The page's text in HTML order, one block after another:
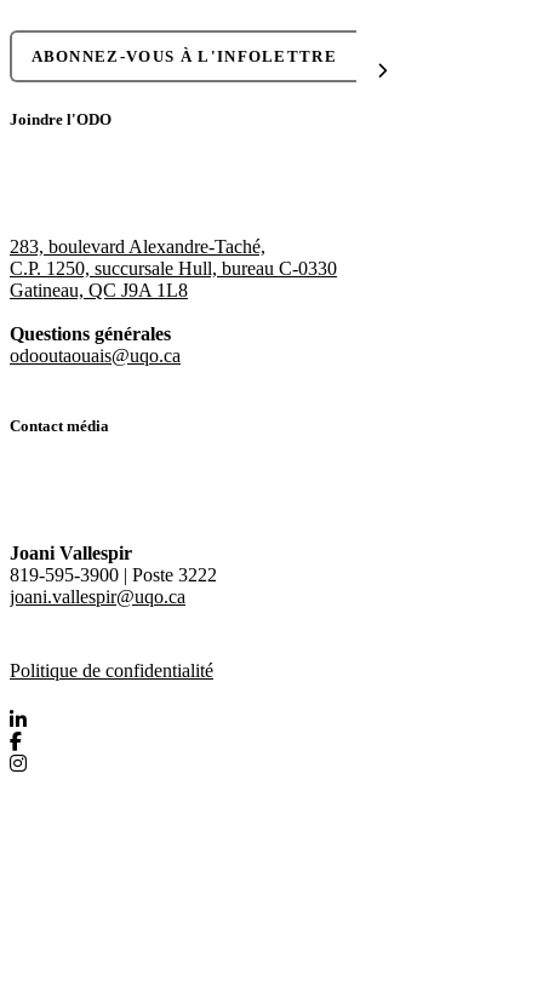
Joindre l'ODO
283, boulevard Alexandre-Taché,
C.P. 1250, succursale Hull, bureau C-0330
Gatineau, QC J9A 1L8
Questions générales
odooutaouais@uqo.ca
Contact média
Joani Vallespir
819-595-3900 | Poste 3222
joani.vallespir@uqo.ca
Politique de confidentialité